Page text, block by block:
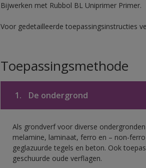
Bijwerken met Rubbol BL Uniprimer Primer.
Voor gedetailleerde toepassingsinstructies
Toepassingsmethode
1. De ondergrond
Als grondverf voor diverse
melamine, laminaat, ferro en – non-
geglazuurde tegels en beton. Ook
geschuurde oude verflagen.